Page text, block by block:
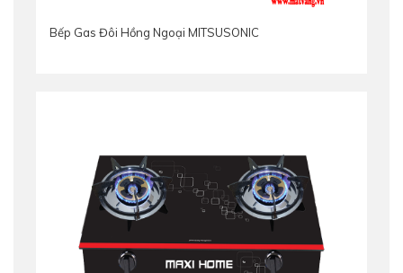
Bếp Gas Đôi Hồng Ngoại MITSUSONIC